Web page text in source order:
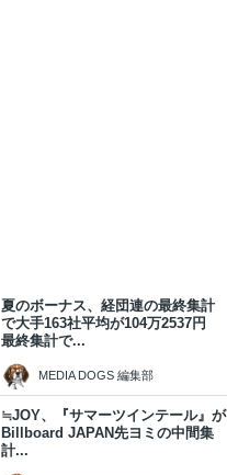
夏のボーナス、経団連の最終集計
で大手163社平均が104万2537円
最終集計で...
MEDIA DOGS 編集部
≒JOY、『サマーツインテール』が
Billboard JAPAN先ヨミの中間集
計...